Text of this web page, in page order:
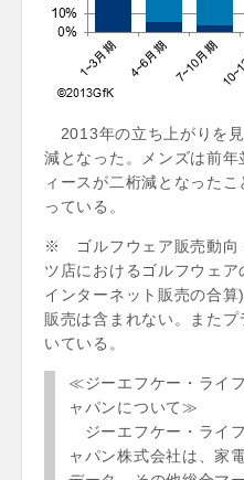
2013年の立ち上がりを
減となった。メンズは前
ィースが二桁減となった
っている。
※ ゴルフウェア販売動向
ツ店におけるゴルフウェ
インターネット販売の合
販売は含まれない。また
いている。
≪ジーエフケー・ライ
ャパンについて≫
ジーエフケー・ライ
ャパン株式会社は、家